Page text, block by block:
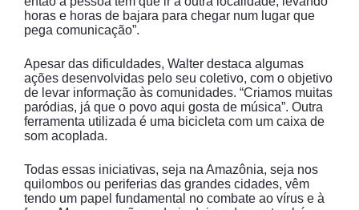
horas e horas de bajara para chegar num lugar que
pega comunicação”.
Apesar das dificuldades, Walter destaca algumas
ações desenvolvidas pelo seu coletivo, com o objetivo
de levar informação às comunidades. “Criamos muitas
paródias, já que o povo aqui gosta de música”. Outra
ferramenta utilizada é uma bicicleta com um caixa de
som acoplada.
Todas essas iniciativas, seja na Amazônia, seja nos
quilombos ou periferias das grandes cidades, vêm
tendo um papel fundamental no combate ao vírus e à